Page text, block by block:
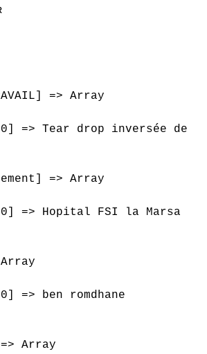
=> Array
=> Tear drop inversée de
=> Array
=> Hopital FSI la Marsa
=> ben romdhane
Array